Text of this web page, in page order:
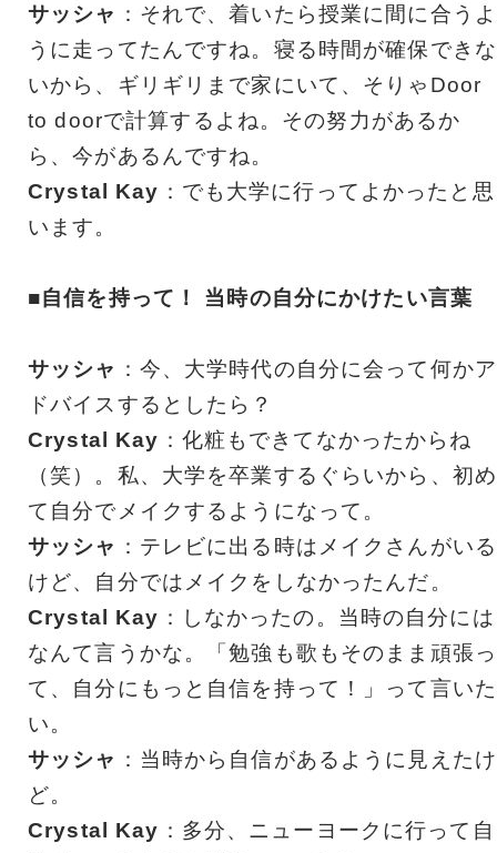
サッシャ ：それで、着いたら授業に間に合うよ
うに走ってたんですね。寝る時間が確保できな
いから、ギリギリまで家にいて、そりゃDoor
to doorで計算するよね。その努力があるか
ら、今があるんですね。
Crystal Kay ：でも大学に行ってよかったと思
います。
■自信を持って！ 当時の自分にかけたい言葉
サッシャ ：今、大学時代の自分に会って何かア
ドバイスするとしたら？
Crystal Kay ：化粧もできてなかったからね
（笑）。私、大学を卒業するぐらいから、初め
て自分でメイクするようになって。
サッシャ ：テレビに出る時はメイクさんがいる
けど、自分ではメイクをしなかったんだ。
Crystal Kay ：しなかったの。当時の自分には
なんて言うかな。「勉強も歌もそのまま頑張っ
て、自分にもっと自信を持って！」って言いた
い。
サッシャ ：当時から自信があるように見えたけ
ど。
Crystal Kay ：多分、ニューヨークに行って自